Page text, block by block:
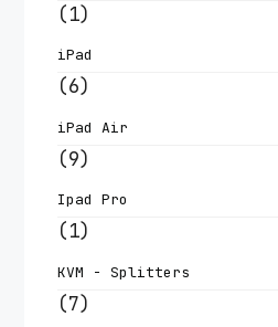
(1)
iPad
(6)
iPad Air
(9)
Ipad Pro
(1)
KVM - Splitters
(7)